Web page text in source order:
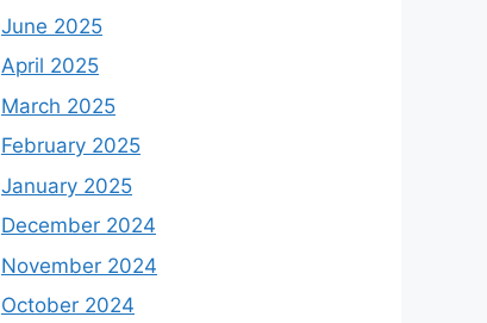
June 2025
April 2025
March 2025
February 2025
January 2025
December 2024
November 2024
October 2024